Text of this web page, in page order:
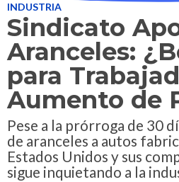
INDUSTRIA
Sindicato
Aranceles:
para
Aumento de
Pese a la prórroga de 30
de aranceles a autos
Estados Unidos y sus
sigue inquietando a la